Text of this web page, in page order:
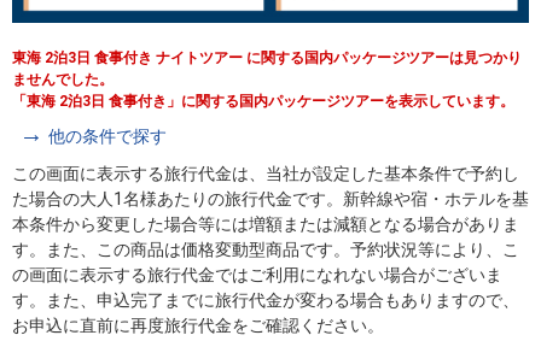
東海 2泊3日 食事付き ナイトツアー に関する国内パッケージツアーは見つかり
ませんでした。
「東海 2泊3日 食事付き」に関する国内パッケージツアーを表示しています。
他の条件で探す
この画面に表示する旅行代金は、当社が設定した基本条件で予約し
た場合の大人1名様あたりの旅行代金です。新幹線や宿・ホテルを基
本条件から変更した場合等には増額または減額となる場合がありま
す。また、この商品は価格変動型商品です。予約状況等により、こ
の画面に表示する旅行代金ではご利用になれない場合がございま
す。また、申込完了までに旅行代金が変わる場合もありますので、
お申込に直前に再度旅行代金をご確認ください。